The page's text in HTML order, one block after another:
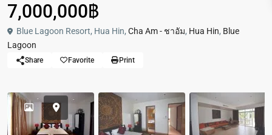
7,000,000฿
Blue Lagoon Resort, Hua Hin, Cha Am - ชาอัม, Hua Hin, Blue
Lagoon
Share Favorite Print